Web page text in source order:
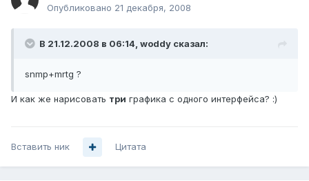
Опубликовано 21 декабря, 2008
В 21.12.2008 в 06:14, woddy сказал:
snmp+mrtg ?
И как же нарисовать три графика с одного интерфейса? :)
Вставить ник Цитата